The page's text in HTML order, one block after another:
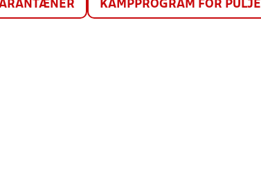
KAMPPROGRAM FOR PULJE